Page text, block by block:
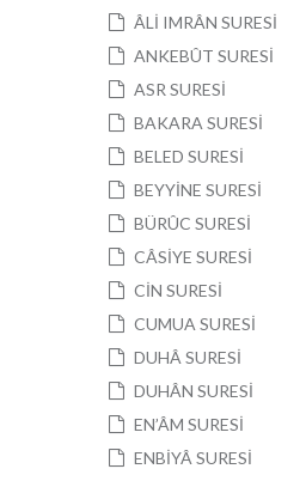
ÂLİ IMRÂN SURESİ
ANKEBÛT SURESİ
ASR SURESİ
BAKARA SURESİ
BELED SURESİ
BEYYİNE SURESİ
BÜRÛC SURESİ
CÂSİYE SURESİ
CİN SURESİ
CUMUA SURESİ
DUHÂ SURESİ
DUHÂN SURESİ
EN’ÂM SURESİ
ENBİYÂ SURESİ